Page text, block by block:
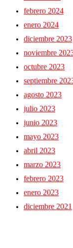
febrero 2024
enero 2024
diciembre 2023
noviembre
octubre 2023
septiembre
agosto 2023
julio 2023
junio 2023
mayo 2023
abril 2023
marzo 2023
febrero 2023
enero 2023
diciembre 2021